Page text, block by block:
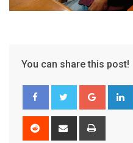
You can share this post!
Google+
Reddit
Share